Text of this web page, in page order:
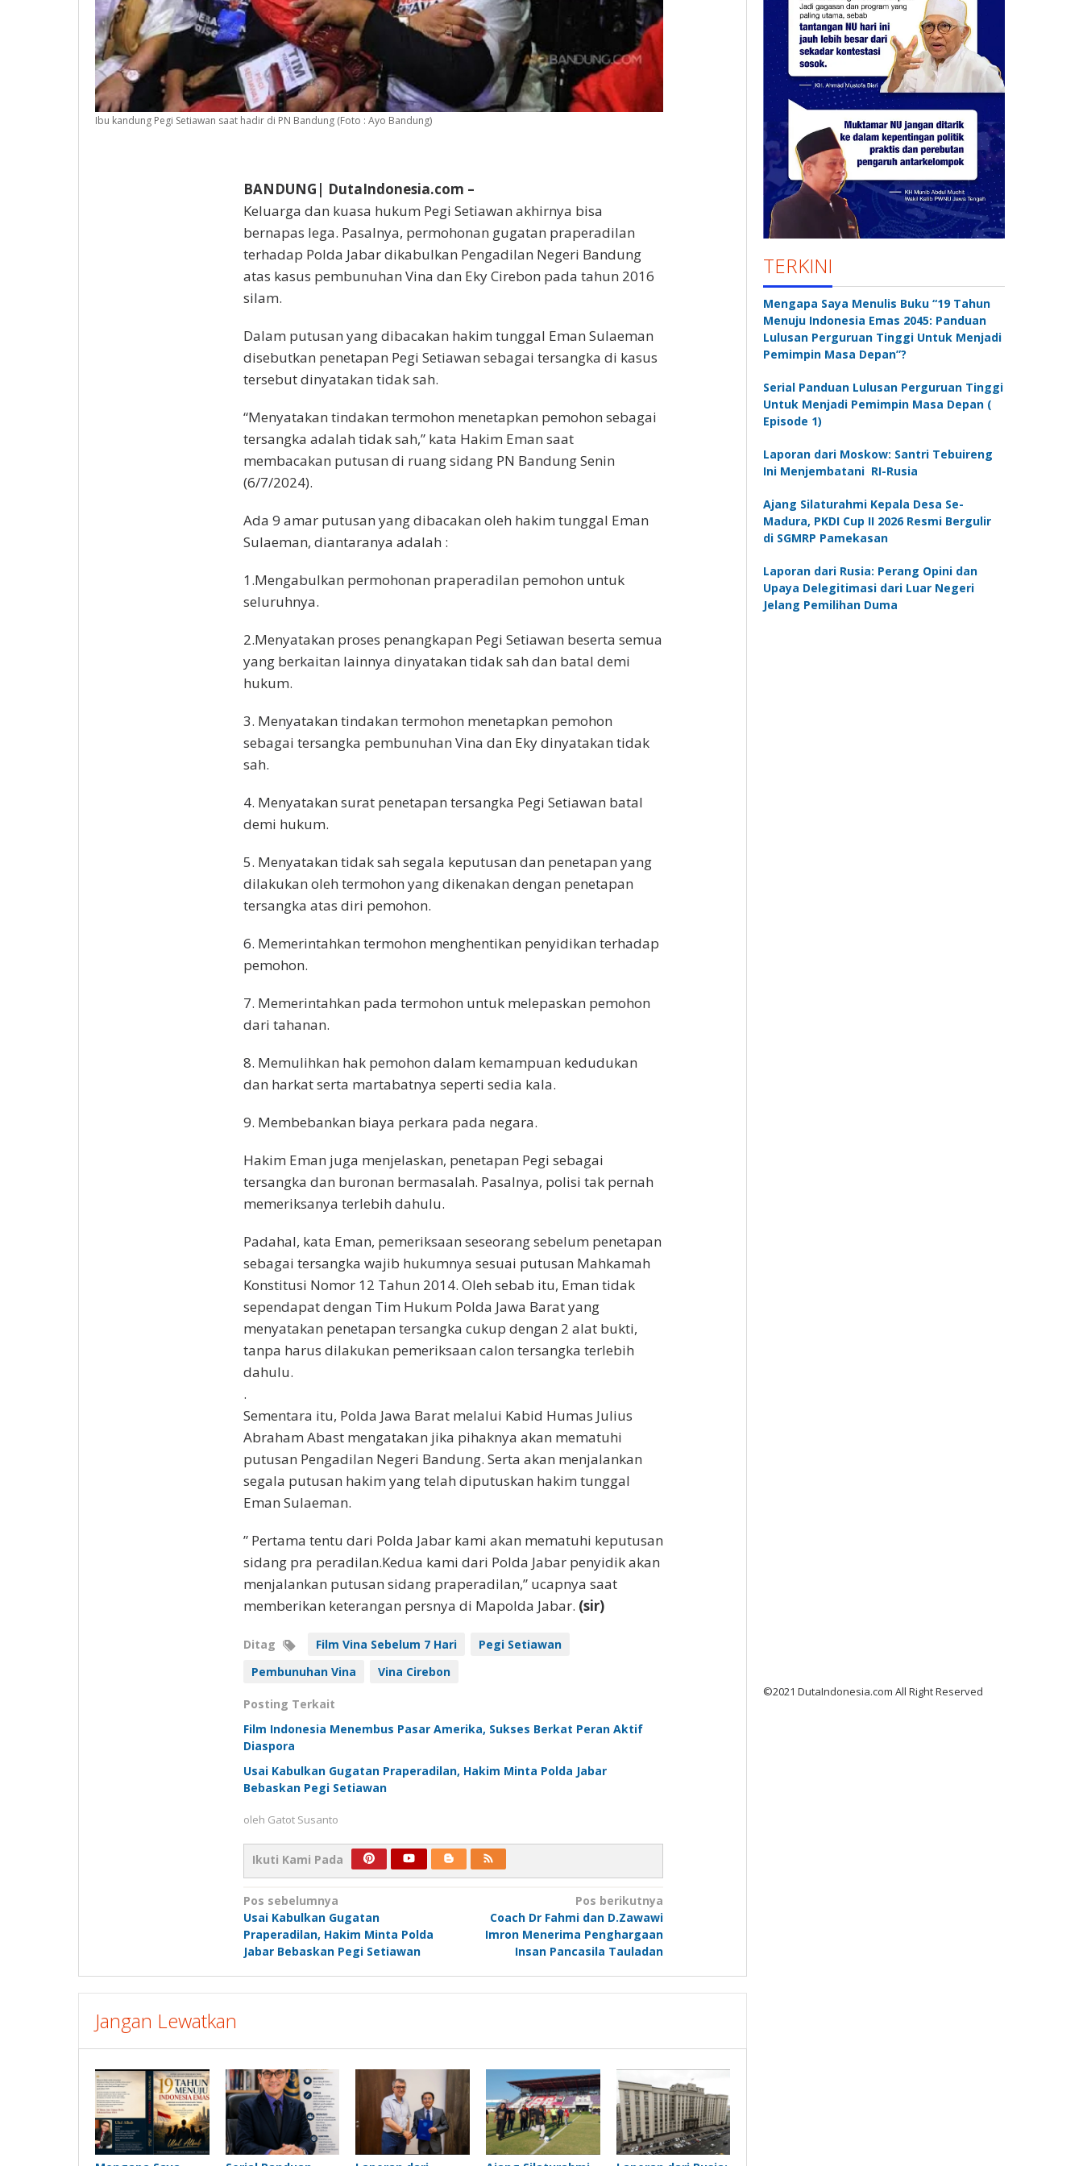
Ibu kandung Pegi Setiawan saat hadir di PN Bandung (Foto : Ayo Bandung)
BANDUNG| DutaIndonesia.com –
Keluarga dan kuasa hukum Pegi Setiawan akhirnya bisa
bernapas lega. Pasalnya, permohonan gugatan praperadilan
terhadap Polda Jabar dikabulkan Pengadilan Negeri Bandung
atas kasus pembunuhan Vina dan Eky Cirebon pada tahun 2016
silam.
Dalam putusan yang dibacakan hakim tunggal Eman Sulaeman
disebutkan penetapan Pegi Setiawan sebagai tersangka di kasus
tersebut dinyatakan tidak sah.
“Menyatakan tindakan termohon menetapkan pemohon sebagai
tersangka adalah tidak sah,” kata Hakim Eman saat
membacakan putusan di ruang sidang PN Bandung Senin
(6/7/2024).
Ada 9 amar putusan yang dibacakan oleh hakim tunggal Eman
Sulaeman, diantaranya adalah :
1.Mengabulkan permohonan praperadilan pemohon untuk
seluruhnya.
2.Menyatakan proses penangkapan Pegi Setiawan beserta semua
yang berkaitan lainnya dinyatakan tidak sah dan batal demi
hukum.
3. Menyatakan tindakan termohon menetapkan pemohon
sebagai tersangka pembunuhan Vina dan Eky dinyatakan tidak
sah.
4. Menyatakan surat penetapan tersangka Pegi Setiawan batal
demi hukum.
5. Menyatakan tidak sah segala keputusan dan penetapan yang
dilakukan oleh termohon yang dikenakan dengan penetapan
tersangka atas diri pemohon.
6. Memerintahkan termohon menghentikan penyidikan terhadap
pemohon.
7. Memerintahkan pada termohon untuk melepaskan pemohon
dari tahanan.
8. Memulihkan hak pemohon dalam kemampuan kedudukan
dan harkat serta martabatnya seperti sedia kala.
9. Membebankan biaya perkara pada negara.
Hakim Eman juga menjelaskan, penetapan Pegi sebagai
tersangka dan buronan bermasalah. Pasalnya, polisi tak pernah
memeriksanya terlebih dahulu.
Padahal, kata Eman, pemeriksaan seseorang sebelum penetapan
sebagai tersangka wajib hukumnya sesuai putusan Mahkamah
Konstitusi Nomor 12 Tahun 2014. Oleh sebab itu, Eman tidak
sependapat dengan Tim Hukum Polda Jawa Barat yang
menyatakan penetapan tersangka cukup dengan 2 alat bukti,
tanpa harus dilakukan pemeriksaan calon tersangka terlebih
dahulu.
.
Sementara itu, Polda Jawa Barat melalui Kabid Humas Julius
Abraham Abast mengatakan jika pihaknya akan mematuhi
putusan Pengadilan Negeri Bandung. Serta akan menjalankan
segala putusan hakim yang telah diputuskan hakim tunggal
Eman Sulaeman.
” Pertama tentu dari Polda Jabar kami akan mematuhi keputusan
sidang pra peradilan.Kedua kami dari Polda Jabar penyidik akan
menjalankan putusan sidang praperadilan,” ucapnya saat
memberikan keterangan persnya di Mapolda Jabar. (sir)
Ditag Film Vina Sebelum 7 Hari
Pegi Setiawan
Pembunuhan Vina
Vina Cirebon
Posting Terkait
Film Indonesia Menembus Pasar Amerika, Sukses Berkat Peran Aktif
Diaspora
Usai Kabulkan Gugatan Praperadilan, Hakim Minta Polda Jabar
Bebaskan Pegi Setiawan
oleh Gatot Susanto
Ikuti Kami Pada
Navigasi
pos
Pos sebelumnya
Usai Kabulkan Gugatan
Praperadilan, Hakim Minta Polda
Jabar Bebaskan Pegi Setiawan
Pos berikutnya
Coach Dr Fahmi dan D.Zawawi
Imron Menerima Penghargaan
Insan Pancasila Tauladan
Jangan Lewatkan
TERKINI
Mengapa Saya Menulis Buku “19 Tahun
Menuju Indonesia Emas 2045: Panduan
Lulusan Perguruan Tinggi Untuk Menjadi
Pemimpin Masa Depan”?
Serial Panduan Lulusan Perguruan Tinggi
Untuk Menjadi Pemimpin Masa Depan (
Episode 1)
Laporan dari Moskow: Santri Tebuireng
Ini Menjembatani RI-Rusia
Ajang Silaturahmi Kepala Desa Se-
Madura, PKDI Cup II 2026 Resmi Bergulir
di SGMRP Pamekasan
Laporan dari Rusia: Perang Opini dan
Upaya Delegitimasi dari Luar Negeri
Jelang Pemilihan Duma
©2021 DutaIndonesia.com All Right Reserved